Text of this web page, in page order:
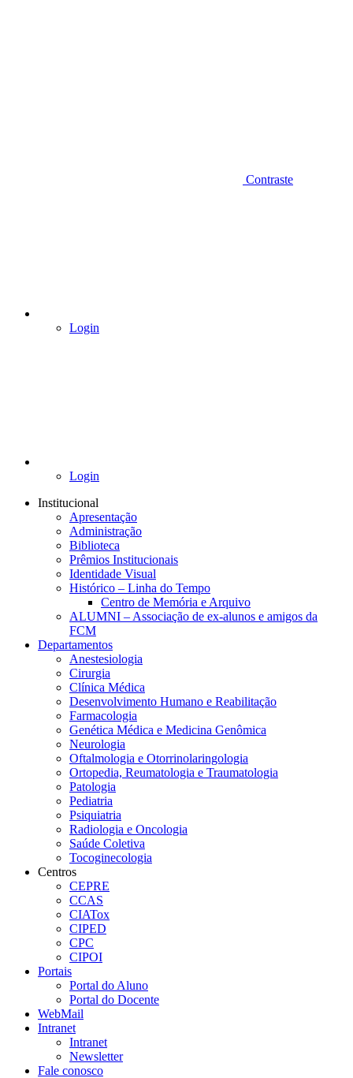
Contraste
Login
Login
Institucional
Apresentação
Administração
Biblioteca
Prêmios Institucionais
Identidade Visual
Histórico – Linha do Tempo
Centro de Memória e Arquivo
ALUMNI – Associação de ex-alunos e amigos da
FCM
Departamentos
Anestesiologia
Cirurgia
Clínica Médica
Desenvolvimento Humano e Reabilitação
Farmacologia
Genética Médica e Medicina Genômica
Neurologia
Oftalmologia e Otorrinolaringologia
Ortopedia, Reumatologia e Traumatologia
Patologia
Pediatria
Psiquiatria
Radiologia e Oncologia
Saúde Coletiva
Tocoginecologia
Centros
CEPRE
CCAS
CIATox
CIPED
CPC
CIPOI
Portais
Portal do Aluno
Portal do Docente
WebMail
Intranet
Intranet
Newsletter
Fale conosco